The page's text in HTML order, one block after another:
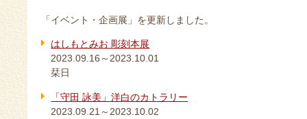
「イベント・企画展」を更新しました。
はしもとみお 彫刻本展
2023.09.16～2023.10.01
栞日
「守田 詠美」洋白のカトラリー
2023.09.21～2023.10.02